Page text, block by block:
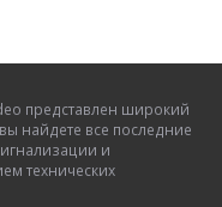
представлен широкий
найдете все последние
и
технических